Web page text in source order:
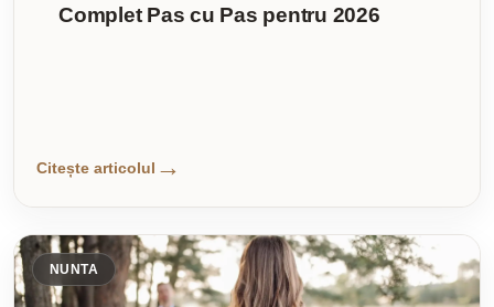
Complet Pas cu Pas pentru 2026
Citește articolul
NUNTA